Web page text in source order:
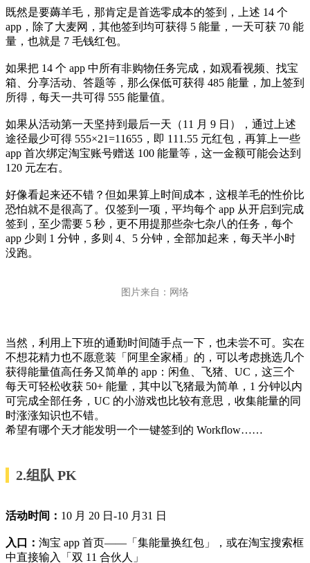
既然是要薅羊毛，那肯定是首选零成本的签到，上述 14 个
app，除了大麦网，其他签到均可获得 5 能量，一天可获 70 能
量，也就是 7 毛钱红包。
如果把 14 个 app 中所有非购物任务完成，如观看视频、找宝
箱、分享活动、答题等，那么保低可获得 485 能量，加上签到
所得，每天一共可得 555 能量值。
如果从活动第一天坚持到最后一天（11 月 9 日），通过上述
途径最少可得 555×21=11655，即 111.55 元红包，再算上一些
app 首次绑定淘宝账号赠送 100 能量等，这一金额可能会达到
120 元左右。
好像看起来还不错？但如果算上时间成本，这根羊毛的性价比
恐怕就不是很高了。仅签到一项，平均每个 app 从开启到完成
签到，至少需要 5 秒，更不用提那些杂七杂八的任务，每个
app 少则 1 分钟，多则 4、5 分钟，全部加起来，每天半小时
没跑。
图片来自：网络
当然，利用上下班的通勤时间随手点一下，也未尝不可。实在
不想花精力也不愿意装「阿里全家桶」的，可以考虑挑选几个
获得能量值高任务又简单的 app：闲鱼、飞猪、UC，这三个
每天可轻松收获 50+ 能量，其中以飞猪最为简单，1 分钟以内
可完成全部任务，UC 的小游戏也比较有意思，收集能量的同
时涨涨知识也不错。
希望有哪个天才能发明一个一键签到的 Workflow……
2.组队 PK
活动时间： 10 月 20 日-10 月31 日
入口： 淘宝 app 首页——「集能量换红包」，或在淘宝搜索框
中直接输入「双 11 合伙人」